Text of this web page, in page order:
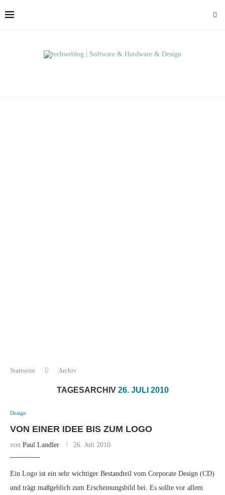
Startseite Archiv
TAGESARCHIV 26. JULI 2010
Design
VON EINER IDEE BIS ZUM LOGO
von Paul Landler 26. Juli 2010
Ein Logo ist ein sehr wichtiger Bestandteil vom Corporate Design (CD)
und trägt maßgeblich zum Erscheinungsbild bei. Es sollte vor allem